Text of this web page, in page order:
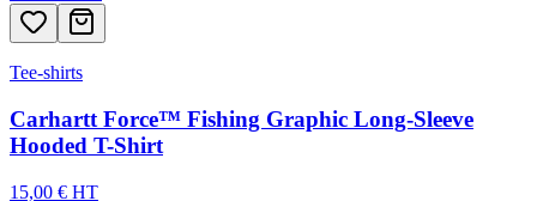
Tee-shirts
Carhartt Force™ Fishing Graphic Long-Sleeve
Hooded T-Shirt
15,00 € HT